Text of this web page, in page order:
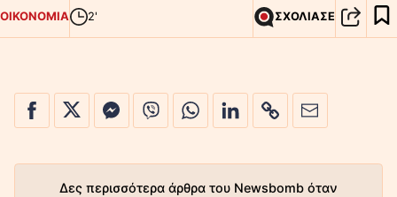
ΟΙΚΟΝΟΜΙΑ 2' ΣΧΟΛΙΑΣΕ
Δες περισσότερα άρθρα του Newsbomb όταν